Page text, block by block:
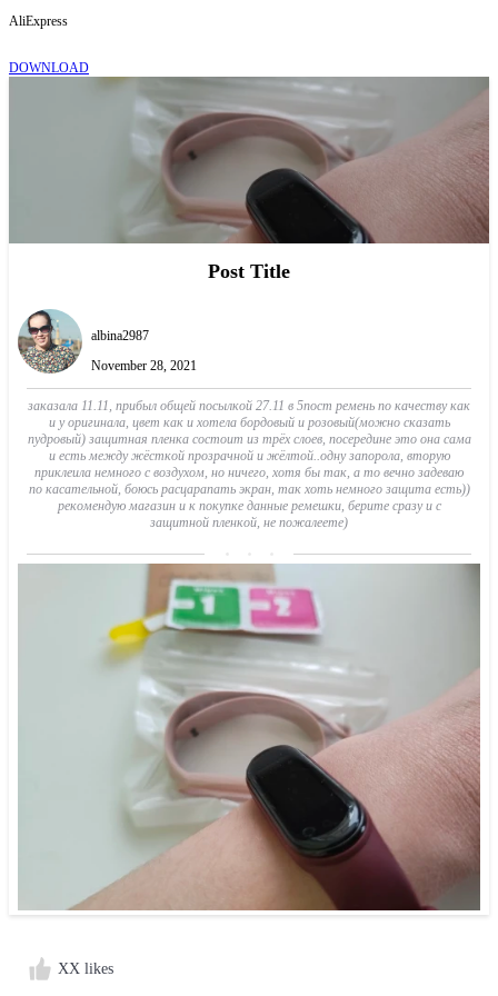
AliExpress
DOWNLOAD
Post Title
albina2987
November 28, 2021
заказала 11.11, прибыл общей посылкой 27.11 в 5пост ремень по качеству как
и у оригинала, цвет как и хотела бордовый и розовый(можно сказать
пудровый) защитная пленка состоит из трёх слоев, посередине это она сама
и есть между жёсткой прозрачной и жёлтой..одну запорола, вторую
приклеила немного с воздухом, но ничего, хотя бы так, а то вечно задеваю
по касательной, боюсь расцарапать экран, так хоть немного защита есть))
рекомендую магазин и к покупке данные ремешки, берите сразу и с
защитной пленкой, не пожалеете)
XX likes